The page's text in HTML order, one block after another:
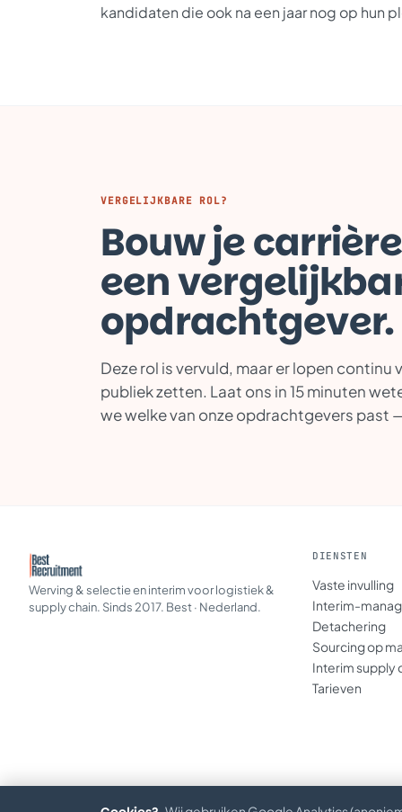
kandidaten die ook na een jaar nog op hun
VERGELIJKBARE ROL?
Bouw je
een
opdrachtgever.
Deze rol is vervuld, maar er lopen
publiek zetten. Laat ons in 15 minuten
we welke van onze opdrachtgevers past
Werving & selectie en interim voor logistiek &
supply chain. Sinds 2017. Best · Nederland.
DIENSTEN
Vaste invulling
Interim-
Detachering
Sourcing op
Interim supply
Tarieven